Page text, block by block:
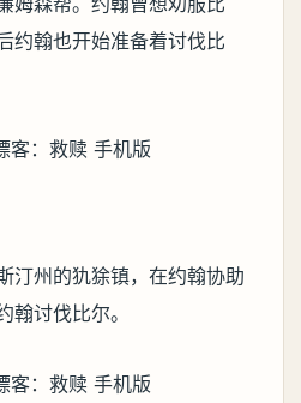
约翰也开始准备着讨伐比
汀州的犰狳镇，在约翰协助
翰讨伐比尔。